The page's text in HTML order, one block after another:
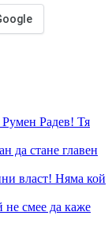
Радев! Тя
да стане главен
власт! Няма кой
не смее да каже